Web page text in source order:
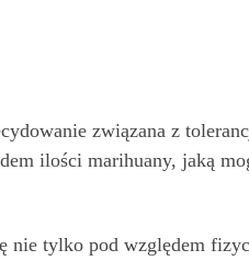
związana z
ilości marihuany, jaką
nie tylko pod względem